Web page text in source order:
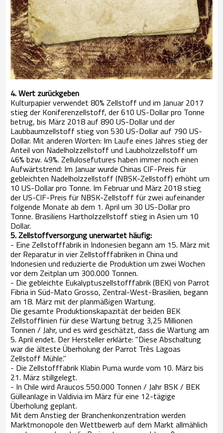
4. Wert zurückgeben
Kulturpapier verwendet 80% Zellstoff und im Januar 2017
stieg der Koniferenzellstoff, der 610 US-Dollar pro Tonne
betrug, bis März 2018 auf 890 US-Dollar und der
Laubbaumzellstoff stieg von 530 US-Dollar auf 790 US-
Dollar. Mit anderen Worten: Im Laufe eines Jahres stieg der
Anteil von Nadelholzzellstoff und Laubholzzellstoff um
46% bzw. 49%. Zellulosefutures haben immer noch einen
Aufwärtstrend: Im Januar wurde Chinas CIF-Preis für
gebleichten Nadelholzzellstoff (NBSK-Zellstoff) erhöht um
10 US-Dollar pro Tonne. Im Februar und März 2018 stieg
der US-CIF-Preis für NBSK-Zellstoff für zwei aufeinander
folgende Monate ab dem 1. April um 30 US-Dollar pro
Tonne. Brasiliens Hartholzzellstoff stieg in Asien um 10
Dollar.
5. Zellstoffversorgung unerwartet häufig:
- Eine Zellstofffabrik in Indonesien begann am 15. März mit
der Reparatur in vier Zellstofffabriken in China und
Indonesien und reduzierte die Produktion um zwei Wochen
vor dem Zeitplan um 300.000 Tonnen.
- Die gebleichte Eukalyptuszellstofffabrik (BEK) von Parrot
Fibria in Süd-Mato Grosso, Zentral-West-Brasilien, begann
am 18. März mit der planmäßigen Wartung.
Die gesamte Produktionskapazität der beiden BEK
Zellstofflinien für diese Wartung betrug 3,25 Millionen
Tonnen / Jahr, und es wird geschätzt, dass die Wartung am
5. April endet. Der Hersteller erklärte: "Diese Abschaltung
war die älteste Überholung der Parrot Três Lagoas
Zellstoff Mühle."
- Die Zellstofffabrik Klabin Puma wurde vom 10. März bis
21. März stillgelegt.
- In Chile wird Araucos 550.000 Tonnen / Jahr BSK / BEK
Gülleanlage in Valdivia im März für eine 12-tägige
Überholung geplant.
Mit dem Anstieg der Branchenkonzentration werden
Marktmonopole den Wettbewerb auf dem Markt allmählich